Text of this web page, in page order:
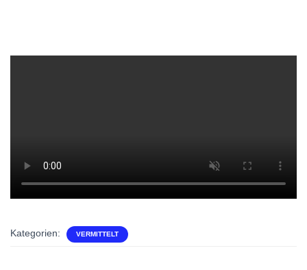
Kategorien: VERMITTELT